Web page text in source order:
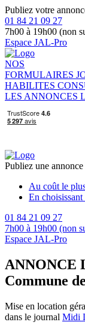
Publiez votre
01 84 21 09 27
7h00 à 19h00 (non
Espace JAL-Pro
NOS
FORMULAIRES
HABILITES
LES ANNONCES
Publiez une
Au coût le
En
01 84 21 09 27
7h00 à 19h00 (non
Espace JAL-Pro
ANNONCE
Commune
Mise en location
dans le journal Midi